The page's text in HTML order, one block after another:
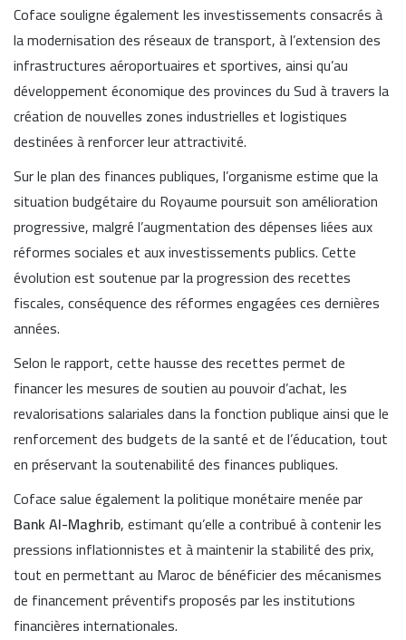
Coface souligne également les investissements consacrés à
la modernisation des réseaux de transport, à l’extension des
infrastructures aéroportuaires et sportives, ainsi qu’au
développement économique des provinces du Sud à travers la
création de nouvelles zones industrielles et logistiques
destinées à renforcer leur attractivité.
Sur le plan des finances publiques, l’organisme estime que la
situation budgétaire du Royaume poursuit son amélioration
progressive, malgré l’augmentation des dépenses liées aux
réformes sociales et aux investissements publics. Cette
évolution est soutenue par la progression des recettes
fiscales, conséquence des réformes engagées ces dernières
années.
Selon le rapport, cette hausse des recettes permet de
financer les mesures de soutien au pouvoir d’achat, les
revalorisations salariales dans la fonction publique ainsi que le
renforcement des budgets de la santé et de l’éducation, tout
en préservant la soutenabilité des finances publiques.
Coface salue également la politique monétaire menée par
Bank Al-Maghrib, estimant qu’elle a contribué à contenir les
pressions inflationnistes et à maintenir la stabilité des prix,
tout en permettant au Maroc de bénéficier des mécanismes
de financement préventifs proposés par les institutions
financières internationales.